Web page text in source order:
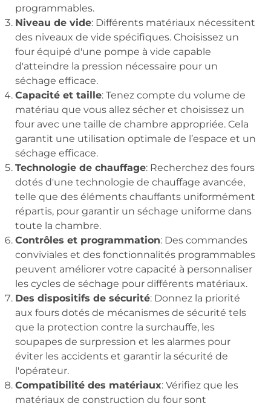
programmables.
Niveau de vide: Différents matériaux nécessitent
des niveaux de vide spécifiques. Choisissez un
four équipé d'une pompe à vide capable
d'atteindre la pression nécessaire pour un
séchage efficace.
Capacité et taille: Tenez compte du volume de
matériau que vous allez sécher et choisissez un
four avec une taille de chambre appropriée. Cela
garantit une utilisation optimale de l’espace et un
séchage efficace.
Technologie de chauffage: Recherchez des fours
dotés d'une technologie de chauffage avancée,
telle que des éléments chauffants uniformément
répartis, pour garantir un séchage uniforme dans
toute la chambre.
Contrôles et programmation: Des commandes
conviviales et des fonctionnalités programmables
peuvent améliorer votre capacité à personnaliser
les cycles de séchage pour différents matériaux.
Des dispositifs de sécurité: Donnez la priorité
aux fours dotés de mécanismes de sécurité tels
que la protection contre la surchauffe, les
soupapes de surpression et les alarmes pour
éviter les accidents et garantir la sécurité de
l'opérateur.
Compatibilité des matériaux: Vérifiez que les
matériaux de construction du four sont